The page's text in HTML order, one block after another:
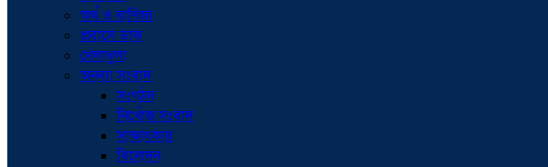
অর্থ ও বাণিজ্য
প্রবাসে ডাক
খেলাধুলা
অনন্যা সংবাদ
সংগঠন
নিখোঁজ সংবাদ
সাক্ষাৎকার
বিনোদন